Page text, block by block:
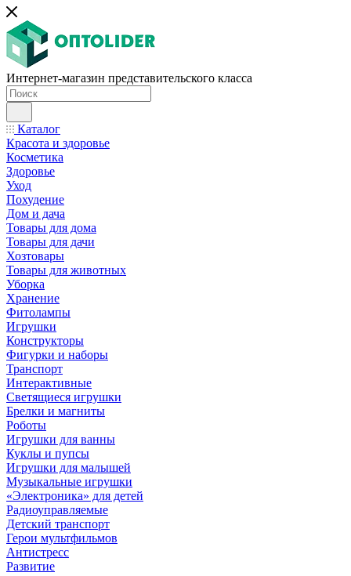
Интернет-магазин представительского класса
Каталог
Красота и здоровье
Косметика
Здоровье
Уход
Похудение
Дом и дача
Товары для дома
Товары для дачи
Хозтовары
Товары для животных
Уборка
Хранение
Фитолампы
Игрушки
Конструкторы
Фигурки и наборы
Транспорт
Интерактивные
Светящиеся игрушки
Брелки и магниты
Роботы
Игрушки для ванны
Куклы и пупсы
Игрушки для малышей
Музыкальные игрушки
«Электроника» для детей
Радиоуправляемые
Детский транспорт
Герои мультфильмов
Антистресс
Развитие